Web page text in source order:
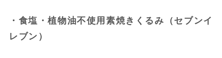
・食塩・植物油不使用素焼きくるみ（セブンイ
レブン）